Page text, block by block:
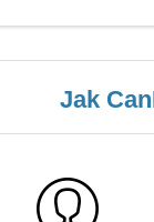
Jak